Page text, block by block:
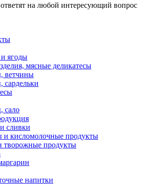
на любой интересующий вопрос
ягоды
мясные деликатесы
ветчины
сардельки
сало
сливки
и кисломолочные продукты
творожные продукты
напитки